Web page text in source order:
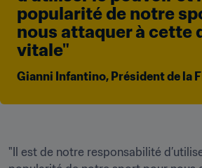
popularité de notre
nous attaquer à cette
vitale"
Gianni Infantino, Président de la
"Il est de notre responsabilité